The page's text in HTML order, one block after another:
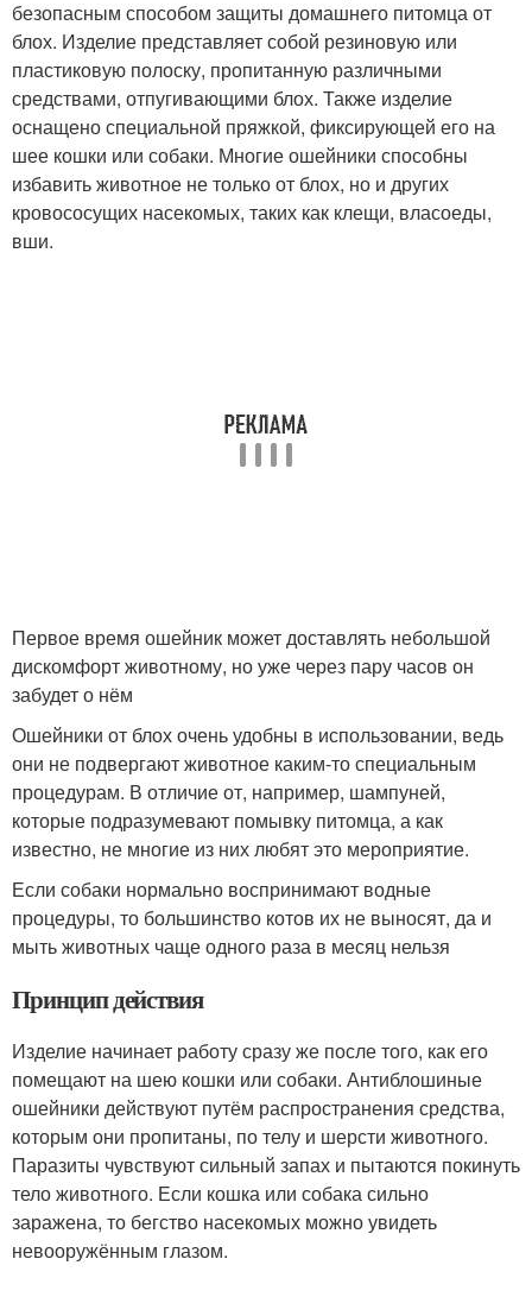
безопасным способом защиты домашнего питомца от
блох. Изделие представляет собой резиновую или
пластиковую полоску, пропитанную различными
средствами, отпугивающими блох. Также изделие
оснащено специальной пряжкой, фиксирующей его на
шее кошки или собаки. Многие ошейники способны
избавить животное не только от блох, но и других
кровососущих насекомых, таких как клещи, власоеды,
вши.
Первое время ошейник может доставлять небольшой
дискомфорт животному, но уже через пару часов он
забудет о нём
Ошейники от блох очень удобны в использовании, ведь
они не подвергают животное каким-то специальным
процедурам. В отличие от, например, шампуней,
которые подразумевают помывку питомца, а как
известно, не многие из них любят это мероприятие.
Если собаки нормально воспринимают водные
процедуры, то большинство котов их не выносят, да и
мыть животных чаще одного раза в месяц нельзя
Принцип действия
Изделие начинает работу сразу же после того, как его
помещают на шею кошки или собаки. Антиблошиные
ошейники действуют путём распространения средства,
которым они пропитаны, по телу и шерсти животного.
Паразиты чувствуют сильный запах и пытаются покинуть
тело животного. Если кошка или собака сильно
заражена, то бегство насекомых можно увидеть
невооружённым глазом.